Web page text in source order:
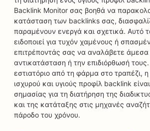
Backlink Monitor σας βοηθά να
κατάσταση των backlinks σας,
παραμένουν ενεργά και σχετικά. Αυτό
ειδοποιεί για τυχόν χαμένους ή
επιτρέποντάς σας να αναλάβετε άμεσα
αντικατάσταση ή την επιδιόρθωσή τους.
εστιατόριο από τη φάρμα στο τραπέζι,
ισχυρού και υγιούς προφίλ backlink
σημασίας για τη διατήρηση της
και της κατάταξης στις μηχανές
πάροδο του χρόνου.